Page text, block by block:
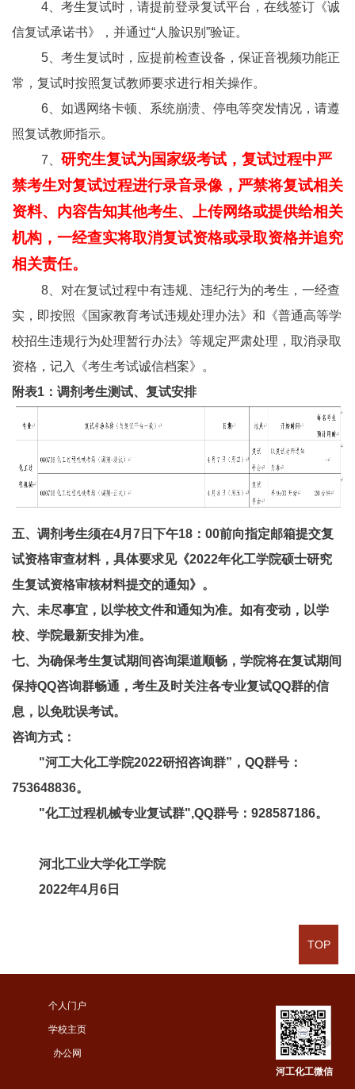
4 、考生复试时，请提前登录复试平台，在线签订《诚
信复试承诺书》，并通过“人脸识别”验证。
5 、考生复试时，应提前检查设备，保证音视频功能正
常，复试时按照复试教师要求进行相关操作。
6 、如遇网络卡顿、系统崩溃、停电等突发情况，请遵
照复试教师指示。
7
研究生复试为国家级考试，复试过程中严
禁考生对复试过程进行录音录像，严禁将复试相关
资料、内容告知其他考生、上传网络或提供给相关
机构，一经查实将取消复试资格或录取资格并追究
相关责任。
8 、对在复试过程中有违规、违纪行为的考生，一经查
实，即按照《国家教育考试违规处理办法》和《普通高等学
校招生违规行为处理暂行办法》等规定严肃处理，取消录取
资格，记入《考生考试诚信档案》。
附表1：调剂考生测试、复试安排
五、调剂考生须在4月7日下午18：00前向指定邮箱提交复
试资格审查材料，具体要求见《2022年化工学院硕士研究
生复试资格审核材料提交的通知》。
六、未尽事宜，以学校文件和通知为准。如有变动，以学
校、学院最新安排为准。
七、为确保考生复试期间咨询渠道顺畅，学院将在复试期间
保持QQ咨询群畅通，考生及时关注各专业复试QQ群的信
息，以免耽误考试。
咨询方式：
"河工大化工学院2022研招咨询群”，QQ群号：
753648836。
"化工过程机械专业复试群",QQ群号：928587186。
河北工业大学化工学院
2022年4月6日
个人门户
学校主页
办公网
河工化工微信
TOP